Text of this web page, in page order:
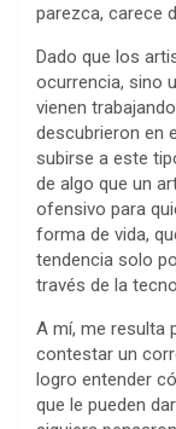
parezca, carece
Dado que los
ocurrencia, sino
vienen
descubrieron en
subirse a este
de algo que un
ofensivo para
forma de vida,
tendencia solo
través de la
A mí, me resulta
contestar un
logro entender
que le pueden